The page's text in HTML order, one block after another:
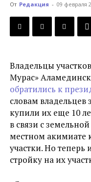
Кыргызстана
От Редакция - 09 февраля
Владельцы
Мурас»
обратились к
словам владельцев
купили их еще 10
в связи с
местном акимиате
участки. Но
стройку на их